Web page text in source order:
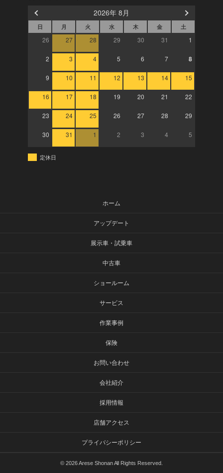
2026年 8月
日 月 火 水 木 金 土
26 27 28 29 30 31 1
2 3 4 5 6 7 8
9 10 11 12 13 14 15
16 17 18 19 20 21 22
23 24 25 26 27 28 29
30 31 1 2 3 4 5
定休日
ホーム
アップデート
展示車・試乗車
中古車
ショールーム
サービス
作業事例
保険
お問い合わせ
会社紹介
採用情報
店舗アクセス
プライバシーポリシー
© 2026 Arese Shonan All Rights Reserved.